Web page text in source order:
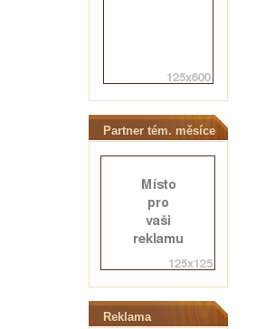
Partner tém. měsíce
Reklama